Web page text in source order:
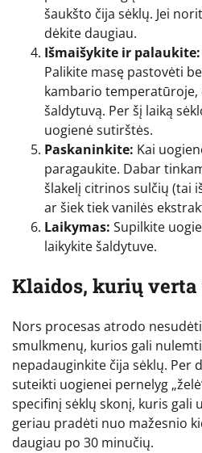
šaukšto čija sėklų. Jei
dėkite daugiau.
Išmaišykite ir palaukite:
Palikite masę pastovėti
kambario temperatūroje,
šaldytuvą. Per šį laiką
uogienė sutirštės.
Paskaninkite: Kai
paragaukite. Dabar
šlakelį citrinos sulčių (tai
ar šiek tiek vanilės
Laikymas: Supilkite
laikykite šaldytuve.
Klaidos, kurių
Nors procesas atrodo
smulkmenų, kurios gali
nepadauginkite čija sėklų. Per
suteikti uogienei pernelyg
specifinį sėklų skonį, kuris gali
geriau pradėti nuo mažesnio
daugiau po 30 minučių.